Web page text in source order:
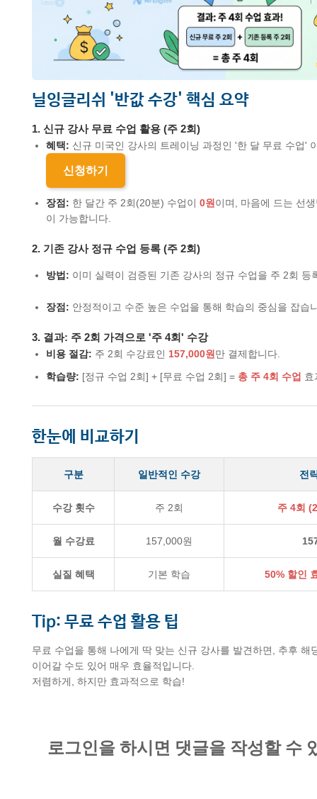
닐잉글리쉬 '반값 수강' 핵심 요약
1. 신규 강사 무료 수업 활용 (주 2회)
혜택: 신규 미국인 강사의 트레이닝 과정인 '한 달 무료 수업'
신청하기
장점: 한 달간 주 2회(20분) 수업이 0원 이며, 마음에 드는 선
이 가능합니다.
2. 기존 강사 정규 수업 등록 (주 2회)
방법: 이미 실력이 검증된 기존 강사의 정규 수업을 주 2회 등
장점: 안정적이고 수준 높은 수업을 통해 학습의 중심을 잡습
3. 결과: 주 2회 가격으로 '주 4회' 수강
비용 절감: 주 2회 수강료인 157,000원 만 결제합니다.
학습량: [정규 수업 2회] + [무료 수업 2회] = 총 주 4회 수업 효
한눈에 비교하기
구분 일반적인 수강 전
수강 횟수 주 2회 주 4회
월 수강료 157,000원
실질 혜택 기본 학습 50% 할인
Tip: 무료 수업 활용 팁
무료 수업을 통해 나에게 딱 맞는 신규 강사를 발견하면, 추후 해
이어갈 수도 있어 매우 효율적입니다.
저렴하게, 하지만 효과적으로 학습!